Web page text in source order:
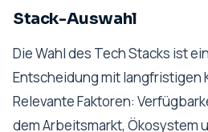
Stack-Auswahl
Die Wahl des Tech Stacks ist
Entscheidung mit langfristigen
Relevante Faktoren:
dem Arbeitsmarkt, Ökosystem